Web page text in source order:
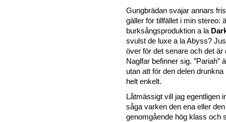
Gungbrädan svajar annars
gäller för tillfället i min stereo:
burksångsproduktion a la
svulst de luxe a la Abyss?
över för det senare och det är
Naglfar befinner sig. ”Pariah”
utan att för den delen
helt enkelt.
Låtmässigt vill jag egentligen
såga varken den ena eller
genomgående hög klass och